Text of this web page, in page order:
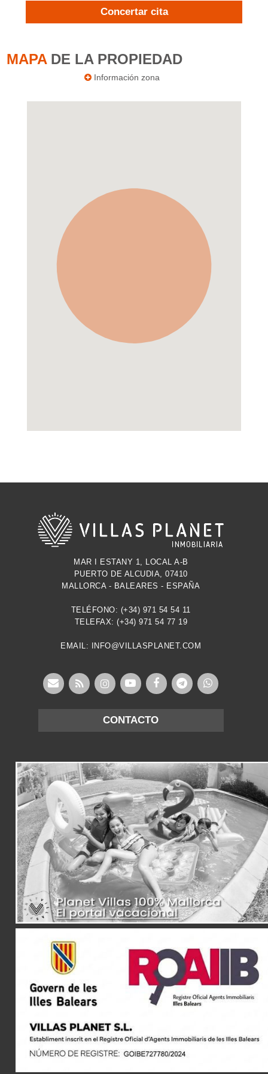
Concertar cita
MAPADE LA PROPIEDAD
Información zona
MAR I ESTANY 1, LOCAL A-B
PUERTO DE ALCUDIA, 07410
MALLORCA - BALEARES - ESPAÑA
TELÉFONO: (+34) 971 54 54 11
TELEFAX: (+34) 971 54 77 19
EMAIL: INFO@VILLASPLANET.COM
CONTACTO